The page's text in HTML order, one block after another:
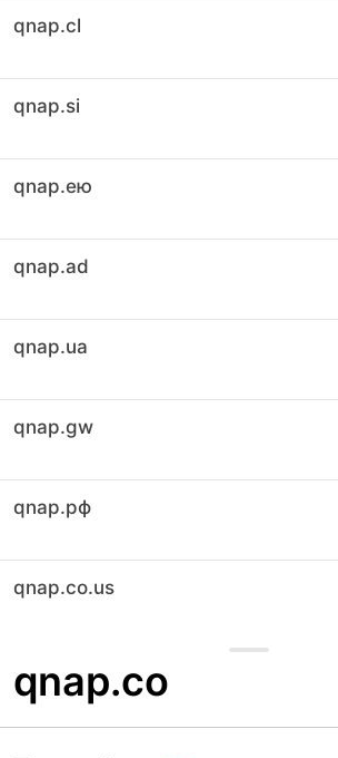
qnap.cl
qnap.si
qnap.ею
qnap.ad
qnap.ua
qnap.gw
qnap.рф
qnap.co.us
qnap.co